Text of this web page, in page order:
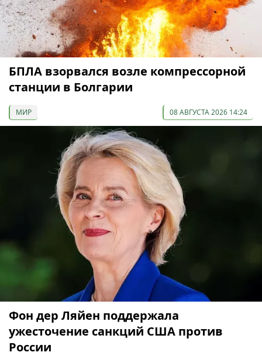
БПЛА взорвался возле компрессорной
станции в Болгарии
МИР 08 АВГУСТА 2026 14:24
Фон дер Ляйен поддержала
ужесточение санкций США против
России